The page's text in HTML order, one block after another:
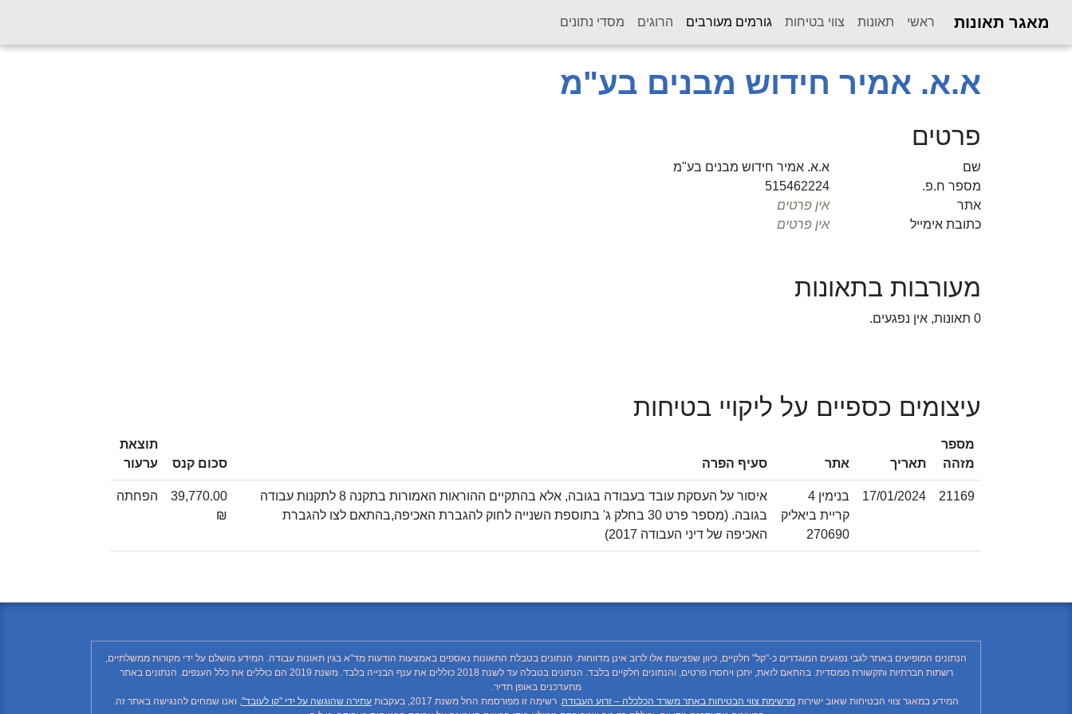
מאגר תאונות ראשי תאונות צווי בטיחות גורמים מעורבים הרוגים מסדי נתונים
א.א. אמיר חידוש מבנים בע"מ
פרטים
שם
א.א. אמיר חידוש מבנים בע"מ
מספר ח.פ.
515462224
אתר
אין פרטים
כתובת אימייל
אין פרטים
מעורבות בתאונות
0 תאונות, אין נפגעים.
עיצומים כספיים על ליקויי בטיחות
מספר
מזהה
תאריך אתר סעיף הפרה סכום קנס
תוצאת
ערעור
21169
17/01/2024
בנימין 4
קריית ביאליק
270690
איסור על העסקת עובד בעבודה בגובה, אלא בהתקיים ההוראות האמורות בתקנה 8 לתקנות עבודה
בגובה. (מספר פרט 30 בחלק ג' בתוספת השנייה לחוק להגברת האכיפה,בהתאם לצו להגברת
האכיפה של דיני העבודה 2017)
39,770.00
₪
הפחתה
הנתונים המופיעים באתר לגבי נפגעים המוגדרים כ-"קל" חלקיים, כיוון שפציעות אלו לרוב אינן מדווחות. הנתונים בטבלת התאונות נאספים באמצעות הודעות מד"א בגין תאונות עבודה. המידע מושלם על ידי מקורות ממשלתיים,
רשתות חברתיות ותקשורת ממסדית. בהתאם לזאת, יתכן ויחסרו פרטים, והנתונים חלקיים בלבד. הנתונים בטבלה עד לשנת 2018 כוללים את ענף הבנייה בלבד. משנת 2019 הם כוללים את כלל הענפים. הנתונים באתר
מתעדכנים באופן תדיר.
המידע במאגר צווי הבטיחות שאוב ישירות מרשימת צווי הבטיחות באתר משרד הכלכלה – זרוע העבודה. רשימה זו מפורסמת החל משנת 2017, בעקבות עתירה שהוגשה על ידי "קו לעובד", ואנו שמחים להנגישה באתר זה.